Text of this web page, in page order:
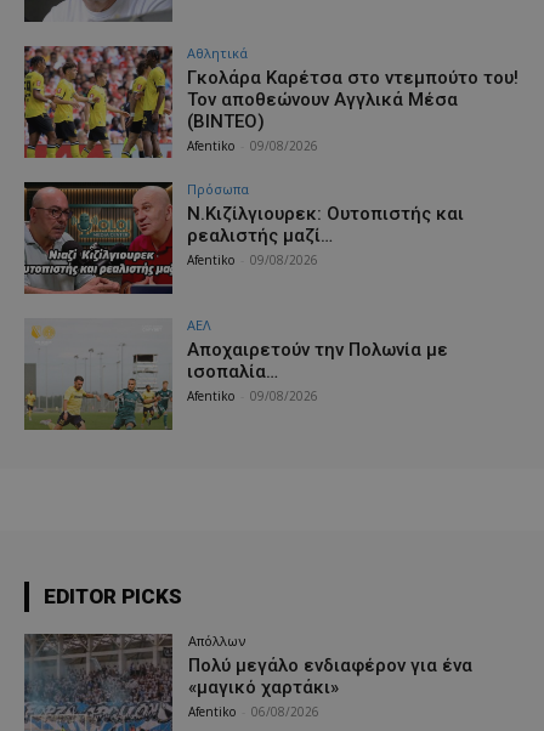
Αθλητικά
Γκολάρα Καρέτσα στο ντεμπούτο του!
Τον αποθεώνουν Αγγλικά Μέσα
(ΒΙΝΤΕΟ)
Afentiko 09/08/2026
Πρόσωπα
Ν.Κιζίλγιουρεκ: Ουτοπιστής και
ρεαλιστής μαζί…
Afentiko 09/08/2026
ΑΕΛ
Aποχαιρετούν την Πολωνία με
ισοπαλία…
Afentiko 09/08/2026
EDITOR PICKS
Απόλλων
Πολύ μεγάλο ενδιαφέρον για ένα
«μαγικό χαρτάκι»
Afentiko 06/08/2026